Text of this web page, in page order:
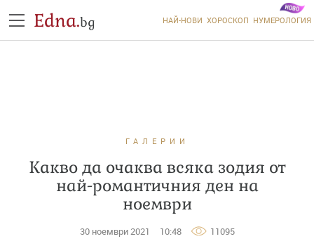
Edna.bg НАЙ-НОВИ ХОРОСКОП НУМЕРОЛОГИЯ
ГАЛЕРИИ
Какво да очаква всяка зодия от
най-романтичния ден на
ноември
30 ноември 2021 10:48 11095